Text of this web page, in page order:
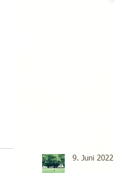
9. Juni 2022